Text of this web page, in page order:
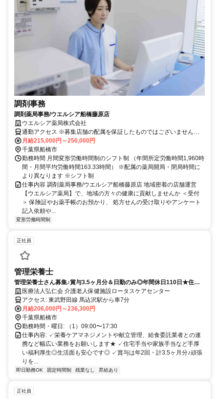
調剤事務
調剤薬局事務/ウエルシア船橋藤原店
ウエルシア薬局株式会社
通勤アクセス ※募集店舗の配属を保証したものではございませんの
で予めご了承ください ※配属店舗は上記店舗以外の可能性がござい
ます ※勤務店舗の指定は出来かねます。 勤務区分を下記の３つから
選択 ＜エリア職＞ 原則として転居を伴う異動はございません。 自宅
から50km圏内、通勤片道90分圏内での配属店舗となります。 ＜リー
ジョナル職＞ 異動の範囲は本拠地とその隣接県または直線距離で概
ね100km以内 ※社宅制度・赴任手当制度あり ＜ナショナル職＞ 全国
の店舗への異動あり ※社宅制度・赴任手当制度あり
月給215,000円～250,000円
千葉県船橋市
勤務時間 月間変形労働時間制のシフト制 （年間所定労働時間1,960時
間・月間平均労働時間163.33時間） ※配属の薬局開局・閉局時間に
より異なります ※シフト制
仕事内容 調剤薬局事務/ウエルシア船橋藤原店 地域密着の店舗運営
【ウエルシア薬局】で、地域の方々の健康に貢献しませんか ＜受付
＞ 保険証やお薬手帳のお預かり、 処方せんの受け取りやアンケート
記入依頼や...
変形労働時間制
正社員
管理栄養士
管理栄養士さん募集♪賞与3.5ヶ月分＆日勤のみ◎年間休日110日★住宅
手当や家族手当あり☆彡マイカー通勤OKで働きやすい老健です☆
医療法人弘仁会 介護老人保健施設ロータスケアセンター
アクセス: 東武野田線 馬込沢駅から車7分
月給206,000円～236,300円
千葉県船橋市
勤務時間・曜日: （1）09:00〜17:30
仕事内容: ✓栄養ケアマネジメントや献立管理、給食委託業者との連
携など幅広い業務をお願いします★ ✓住宅手当や家族手当など手厚
い福利厚生◎生活面も安心です◎ ✓賞与は年2回・計3.5ヶ月分♪頑張
りを...
即日勤務OK 固定時間制 残業なし 昇給あり
正社員